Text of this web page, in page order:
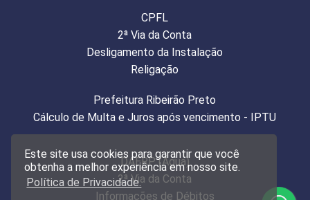
Este site usa cookies para garantir que você
obtenha a melhor experiência em nosso site.
Política de Privacidade.
CPFL
2ª Via da Conta
Desligamento da Instalação
Religação
Prefeitura Ribeirão Preto
Cálculo de Multa e Juros após vencimento - IPTU
DAERP (Água)
2ª Via da Conta
Informações de Débitos